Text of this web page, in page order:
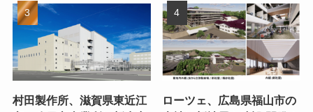
村田製作所、滋賀県東近江
ローツェ、広島県福山市の